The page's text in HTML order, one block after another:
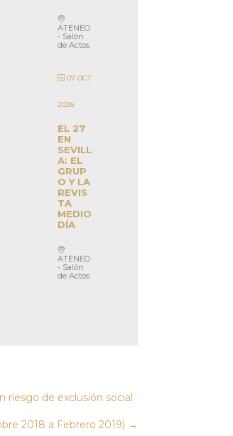
ATENEO
- Salón
de Actos
07 OCT
2026
EL 27
EN
SEVILL
A: EL
GRUP
O Y LA
REVIS
TA
MEDIO
DÍA
ATENEO
- Salón
de Actos
riesgo de exclusión social
2018 a Febrero 2019) →